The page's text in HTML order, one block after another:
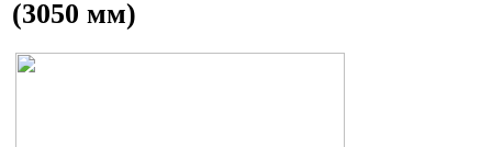
(3050 мм)